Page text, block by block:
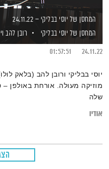
המחסן של יוסי בבליקי – 24.11.22
המחסן של יוסי בבליקי
רובן להב
24.11.22
01:57:51
יוסי בבליקי ורובן להב (בלאק
מוזיקה מעולה. אורחת באולפן
שלה
אודיו